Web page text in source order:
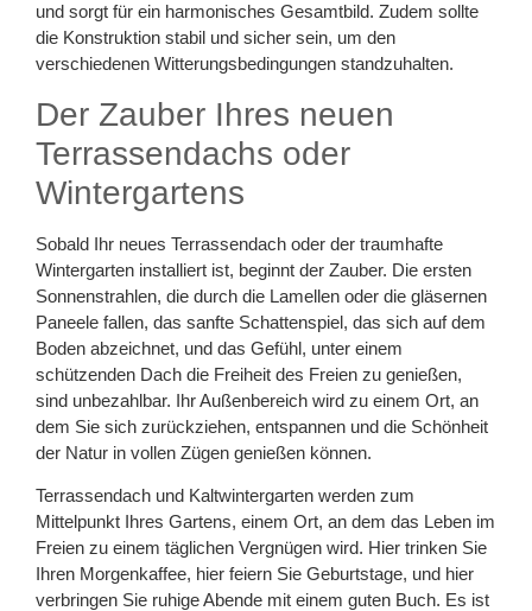
und sorgt für ein harmonisches Gesamtbild. Zudem sollte
die Konstruktion stabil und sicher sein, um den
verschiedenen Witterungsbedingungen standzuhalten.
Der Zauber Ihres neuen
Terrassendachs oder
Wintergartens
Sobald Ihr neues Terrassendach oder der traumhafte
Wintergarten installiert ist, beginnt der Zauber. Die ersten
Sonnenstrahlen, die durch die Lamellen oder die gläsernen
Paneele fallen, das sanfte Schattenspiel, das sich auf dem
Boden abzeichnet, und das Gefühl, unter einem
schützenden Dach die Freiheit des Freien zu genießen,
sind unbezahlbar. Ihr Außenbereich wird zu einem Ort, an
dem Sie sich zurückziehen, entspannen und die Schönheit
der Natur in vollen Zügen genießen können.
Terrassendach und Kaltwintergarten werden zum
Mittelpunkt Ihres Gartens, einem Ort, an dem das Leben im
Freien zu einem täglichen Vergnügen wird. Hier trinken Sie
Ihren Morgenkaffee, hier feiern Sie Geburtstage, und hier
verbringen Sie ruhige Abende mit einem guten Buch. Es ist